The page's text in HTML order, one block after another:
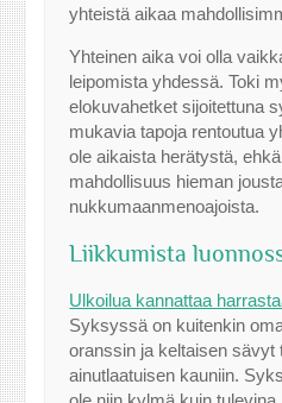
yhteistä aikaa
Yhteinen aika voi olla
leipomista yhdessä. Toki
elokuvahetket sijoitettuna
mukavia tapoja rentoutua
ole aikaista herätystä,
mahdollisuus hieman
nukkumaanmenoajoista.
Liikkumista
Ulkoilua kannattaa
Syksyssä on kuitenkin
oranssin ja keltaisen sävyt
ainutlaatuisen kauniin.